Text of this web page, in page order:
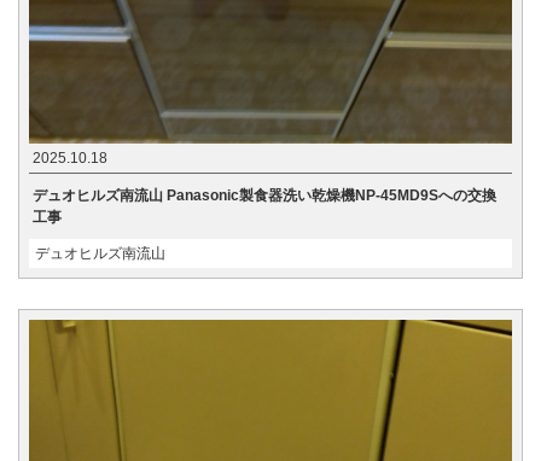
2025.10.18
デュオヒルズ南流山 Panasonic製食器洗い乾燥機NP-45MD9Sへの交換
工事
デュオヒルズ南流山